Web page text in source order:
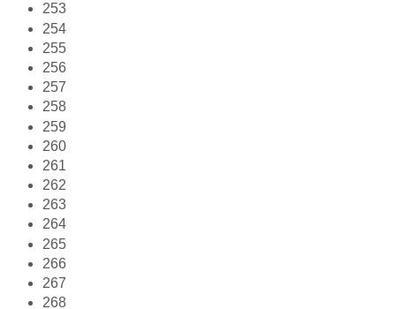
253
254
255
256
257
258
259
260
261
262
263
264
265
266
267
268